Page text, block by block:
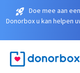
Doe mee aan
Donorbox u kan helpen